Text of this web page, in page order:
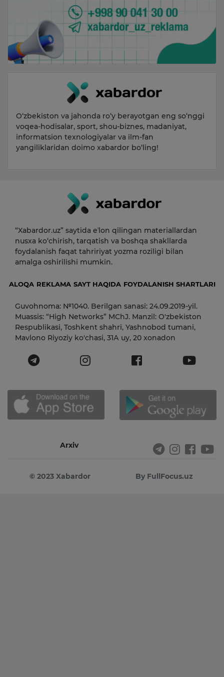
O‘zbekiston va jahonda ro‘y berayotgan eng so‘nggi
voqea-hodisalar, sport, shou-biznes, madaniyat,
informatsion texnologiyalar va ilm-fan
yangiliklaridan doimo xabardor bo‘ling!
“Xabardor.uz” saytida eʼlon qilingan materiallardan
nusxa ko‘chirish, tarqatish va boshqa shakllarda
foydalanish faqat tahririyat yozma roziligi bilan
amalga oshirilishi mumkin.
ALOQA REKLAMA SAYT HAQIDA FOYDALANISH SHARTLARI
Guvohnoma: №1040. Berilgan sanasi: 24.09.2019-yil.
Muassis: “High Networks” MChJ. Manzil: O'zbekiston
Respublikasi, Toshkent shahri, Yashnobod tumani,
Mavlono Riyoziy ko'chasi, 31А uy, 20 xonadon
Arxiv
© 2023 Xabardor By FullFocus.uz